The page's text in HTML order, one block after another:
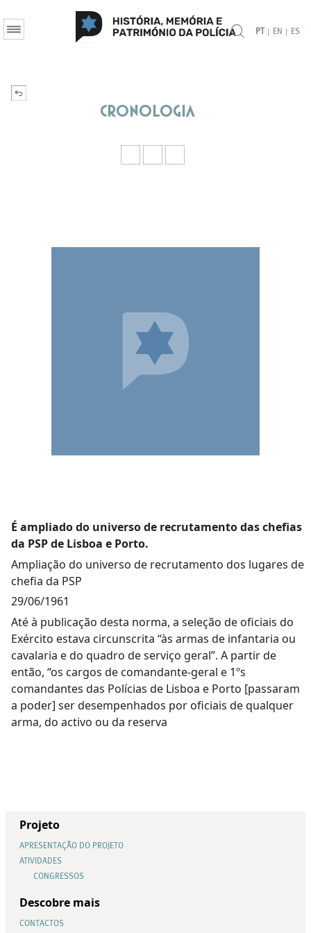
PT | EN | ES
Cronologia
É ampliado do universo de recrutamento das chefias
da PSP de Lisboa e Porto.
Ampliação do universo de recrutamento dos lugares de
chefia da PSP
29/06/1961
Até à publicação desta norma, a seleção de oficiais do
Exército estava circunscrita “às armas de infantaria ou
cavalaria e do quadro de serviço geral”. A partir de
então, “os cargos de comandante-geral e 1ºs
comandantes das Polícias de Lisboa e Porto [passaram
a poder] ser desempenhados por oficiais de qualquer
arma, do activo ou da reserva
Projeto
APRESENTAÇÃO DO PROJETO
ATIVIDADES
CONGRESSOS
Descobre mais
CONTACTOS